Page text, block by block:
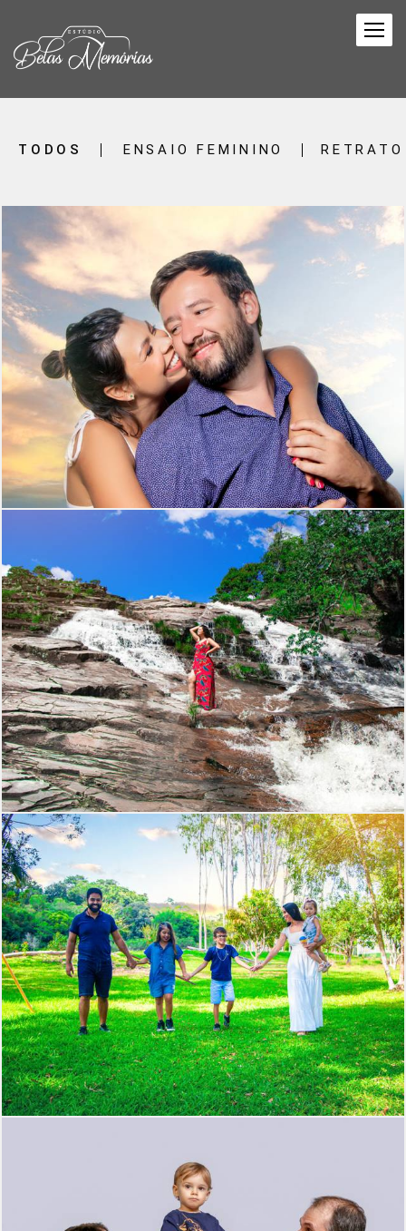
TODOS ENSAIO FEMININO
383 0
446 0
388 0